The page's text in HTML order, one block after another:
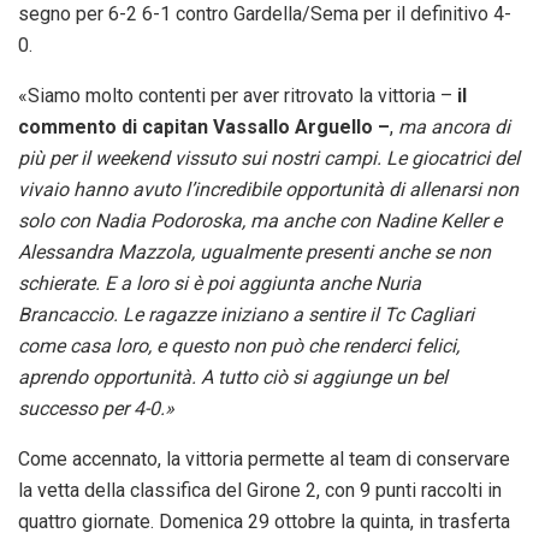
segno per 6-2 6-1 contro Gardella/Sema per il definitivo 4-
0.
«Siamo molto contenti per aver ritrovato la vittoria – il
commento di capitan Vassallo Arguello –, ma ancora di
più per il weekend vissuto sui nostri campi. Le giocatrici del
vivaio hanno avuto l’incredibile opportunità di allenarsi non
solo con Nadia Podoroska, ma anche con Nadine Keller e
Alessandra Mazzola, ugualmente presenti anche se non
schierate. E a loro si è poi aggiunta anche Nuria
Brancaccio. Le ragazze iniziano a sentire il Tc Cagliari
come casa loro, e questo non può che renderci felici,
aprendo opportunità. A tutto ciò si aggiunge un bel
successo per 4-0.»
Come accennato, la vittoria permette al team di conservare
la vetta della classifica del Girone 2, con 9 punti raccolti in
quattro giornate. Domenica 29 ottobre la quinta, in trasferta